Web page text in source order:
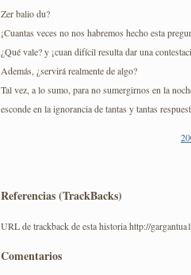
Zer balio du?
¡Cuantas veces no nos habremos hecho esta
¿Qué vale? y ¡cuan difícil resulta dar una
Además, ¿servirá realmente de algo?
Tal vez, a lo sumo, para no sumergirnos en la
esconde en la ignorancia de tantas y tantas
Referencias (TrackBacks)
URL de trackback de esta historia http://
Comentarios